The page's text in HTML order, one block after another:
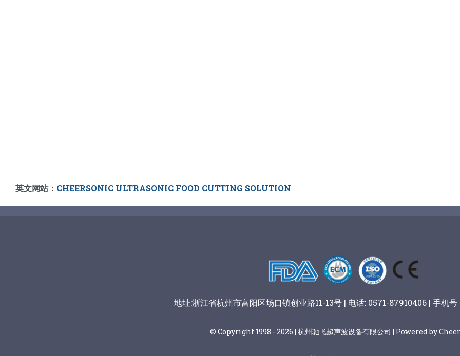
英文网站： CHEERSONIC ULTRASONIC FOOD CUTTING SOLUTION
地址:浙江省杭州市富阳区场口镇创业路11-13号 | 电话: 0571-87910406 | 手机
© Copyright 1998 - 2026 | 杭州驰飞超声波设备有限公司 | Powered by